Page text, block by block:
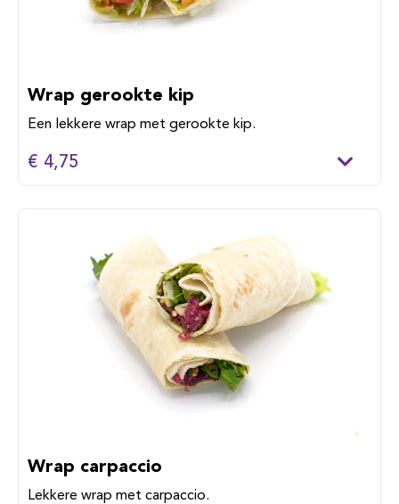
Wrap gerookte kip
Een lekkere wrap met gerookte kip.
€ 4,75
Wrap carpaccio
Lekkere wrap met carpaccio.